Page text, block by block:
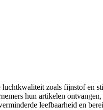
zoals fijnstof en
hun artikelen
leefbaarheid en